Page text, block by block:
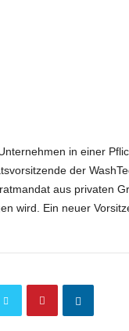
in einer
der
aus privaten
wird. Ein neuer